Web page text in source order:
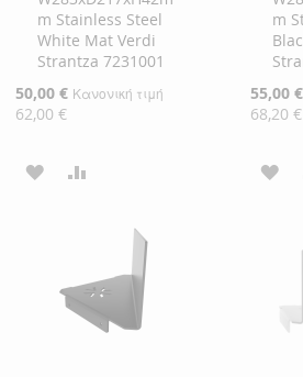
m Stainless Steel
White Mat Verdi
Strantza 7231001
Ειδική
Τιμή
50,00 € Κανονική τιμή
62,00 €
ΠΡΟΣΘΉΚΗ
ΕΠΙΘΥΜΙΏΝ
ΣΎΓΚΡΙΣΗ
m
Ειδική
Τιμή
55,00 €
68,20 €